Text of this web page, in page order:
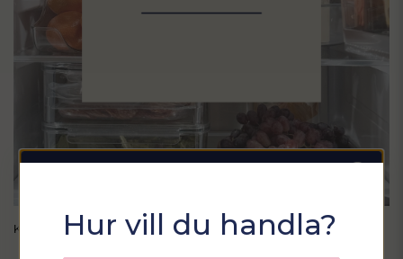
KYLSKÅP
Sommarfixa med
Sortix! 15% rabatt
Hur vill du handla?